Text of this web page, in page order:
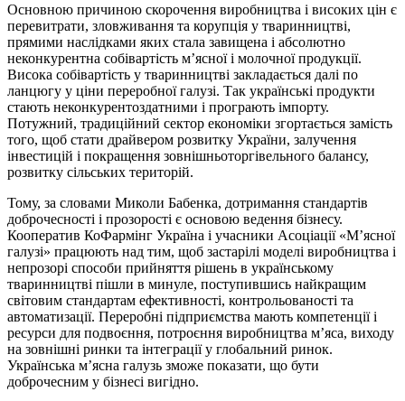
Основною причиною скорочення виробництва і високих цін є
перевитрати, зловживання та корупція у тваринництві,
прямими наслідками яких стала завищена і абсолютно
неконкурентна собівартість м’ясної і молочної продукції.
Висока собівартість у тваринництві закладається далі по
ланцюгу у ціни переробної галузі. Так українські продукти
стають неконкурентоздатними і програють імпорту.
Потужний, традиційний сектор економіки згортається замість
того, щоб стати драйвером розвитку України, залучення
інвестицій і покращення зовнішньоторгівельного балансу,
розвитку сільських територій.
Тому, за словами Миколи Бабенка, дотримання стандартів
доброчесності і прозорості є основою ведення бізнесу.
Кооператив КоФармінг Україна і учасники Асоціації «М’ясної
галузі» працюють над тим, щоб застарілі моделі виробництва і
непрозорі способи прийняття рішень в українському
тваринництві пішли в минуле, поступившись найкращим
світовим стандартам ефективності, контрольованості та
автоматизації. Переробні підприємства мають компетенції і
ресурси для подвоєння, потроєння виробництва м’яса, виходу
на зовнішні ринки та інтеграції у глобальний ринок.
Українська м’ясна галузь зможе показати, що бути
доброчесним у бізнесі вигідно.